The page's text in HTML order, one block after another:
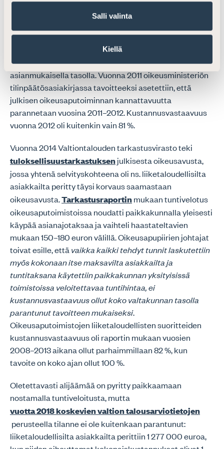
Salli valinta
Kiellä
Vuodesta 2006 kustannusvastaavuusprosentti oli
mennessä. Tilintarkastuksen perusteella
oikeusministeriön tuli ryhtyä toimenpiteisiin
selvittämällä, ovatko toimistojen perimät palkkiot
asianmukaisella tasolla. Vuonna 2011 oikeusministeriön
tilinpäätösasiakirjassa tavoitteeksi asetettiin, että
julkisen oikeusaputoiminnan kannattavuutta
parannetaan vuosina 2011–2012. Kustannusvastaavuus
vuonna 2012 oli kuitenkin vain 81 %.
Vuonna 2014 Valtiontalouden tarkastusvirasto teki
tuloksellisuustarkastuksenjulkisesta oikeusavusta,
jossa yhtenä selvityskohteena oli ns. liiketaloudellisilta
asiakkailta peritty täysi korvaus saamastaan
oikeusavusta.Tarkastusraportinmukaan tuntivelotus
oikeusaputoimistoissa noudatti paikkakunnalla yleisesti
käypää asianajotaksaa ja vaihteli haastateltavien
mukaan 150–180 euron välillä. Oikeusapupiirien johtajat
toivat esille, että vaikka kaikki tehdyt tunnit laskutettiin
myös kokonaan itse maksavilta asiakkailta ja
tuntitaksana käytettiin paikkakunnan yksityisissä
toimistoissa veloitettavaa tuntihintaa, ei
kustannusvastaavuus ollut koko valtakunnan tasolla
parantunut tavoitteen mukaiseksi.
Oikeusaputoimistojen liiketaloudellisten suoritteiden
kustannusvastaavuus oli raportin mukaan vuosien
2008–2013 aikana ollut parhaimmillaan 82 %, kun
tavoite on koko ajan ollut 100 %.
Oletettavasti alijäämää on pyritty paikkaamaan
nostamalla tuntiveloitusta, mutta
vuotta 2018 koskevien valtion talousarviotietojen
perusteella tilanne ei ole kuitenkaan parantunut:
liiketaloudellisilta asiakkailta perittiin 1 277 000 euroa,